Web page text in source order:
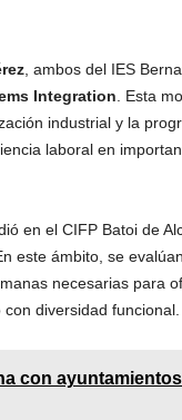
, ambos del IES
Integration. Esta
industrial y la
laboral en
en el CIFP Batoi de
este ámbito, se
necesarias para
diversidad funcional.
con